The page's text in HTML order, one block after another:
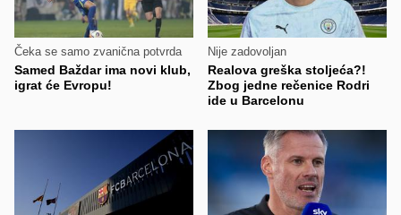
Čeka se samo zvanična potvrda
Samed Baždar ima novi klub,
igrat će Evropu!
Nije zadovoljan
Realova greška stoljeća?!
Zbog jedne rečenice Rodri
ide u Barcelonu